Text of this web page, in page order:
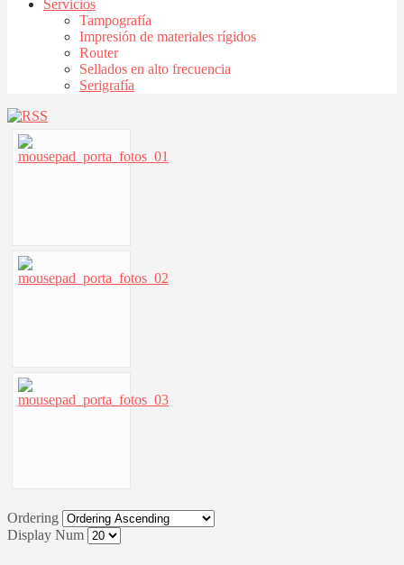
Servicios
Tampografía
Impresión de materiales rígidos
Router
Sellados en alto frecuencia
Serigrafía
Ordering
Display Num